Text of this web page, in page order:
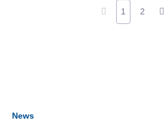
1 2
News